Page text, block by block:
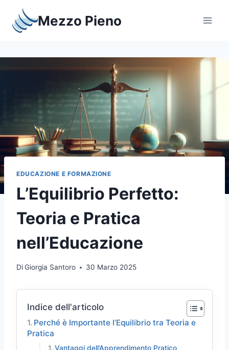
contenuto
Mezzo Pieno
EDUCAZIONE E FORMAZIONE
L’Equilibrio Perfetto:
Teoria e Pratica
nell’Educazione
DiGiorgia Santoro 30 Marzo 2025
Indice dell'articolo
Perché è Importante l’Equilibrio tra Teoria e
Pratica
Vantaggi dell’Apprendimento Pratico